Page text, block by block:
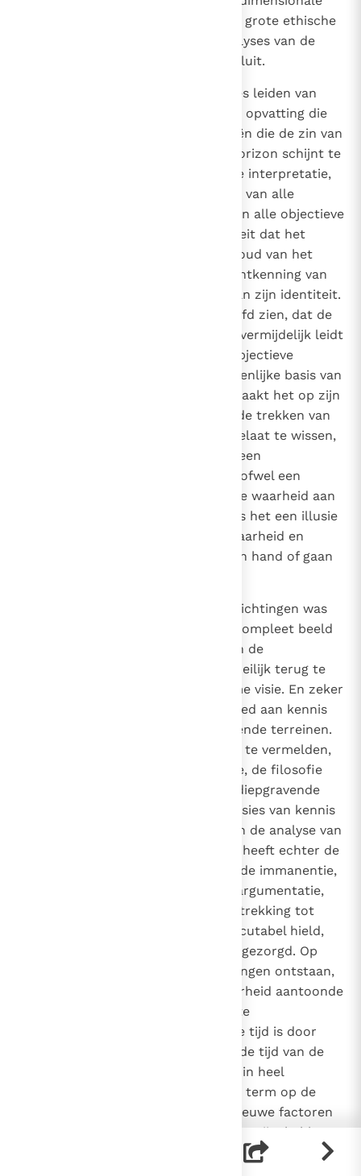
visie op de mens, een visie die de grote ethische
dilemma's en de existentiële analyses van de
betekenis van lijden en offer uitsluit.
De tot nog toe onderzochte visies leiden van
hun kant tot een meer algemene opvatting die
tegenwoordig voor veel filosofieën die de zin van
het zijn hebben verworpen, de horizon schijnt te
vormen. Ik bedoel de nihilistische interpretatie,
die tegelijkertijd de verwerping is van alle
grondslagen en de loochening van alle objectieve
waarheid. Helemaal los van het feit dat het
strijdig is met de eisen en de inhoud van het
de ontkenning van
de humaniteit van de mens en van zijn identiteit.
Want men mag niet over het hoofd zien, dat de
veronachtzaming van het zijn onvermijdelijk leidt
tot verlies van contact met de objectieve
waarheid en daarmee met de eigenlijke basis van
de menselijke waardigheid. Dit maakt het op zijn
beurt mogelijk om van de mens de trekken van
zijn gelijkenis met God van het gelaat te wissen,
en hem zo te brengen tot ofwel een
vernietigende zucht naar macht ofwel een
eenzaamheid zonder hoop. Als de waarheid aan
de mensen eenmaal ontzegd is, is het een illusie
te trachten hen vrij te maken. Waarheid en
vrijheid gaan ofwel samen hand in hand of gaan
Bij de bespreking van deze denkrichtingen was
het niet mijn bedoeling om een compleet beeld
te geven van de huidige staat van de
wijsbegeerte die hoe dan ook moeilijk terug te
brengen zou zijn tot één uniforme visie. En zeker
wil ik benadrukken dat ons erfgoed aan kennis
inderdaad is verrijkt op verschillende terreinen.
We hoeven alleen maar de logica te vermelden,
de taalfilosofie, de epistemologie, de filosofie
van de natuur, de antropologie, diepgravende
analyses van de affectieve dimensies van kennis
en de existentiële benadering van de analyse van
de vrijheid. Sinds de vorige eeuw heeft echter de
bevestiging van het principe van de immanentie,
het hart van de rationalistische argumentatie,
een reactie uitgelokt die, met betrekking tot
postulaten die men voor niet discutabel hield,
voor een radicaal verlies hebben gezorgd. Op
deze wijze zijn irrationele stromingen ontstaan,
terwijl de kritiek de onvruchtbaarheid aantoonde
van het postulaat van de absolute
zelfbevestiging van de rede. Onze tijd is door
sommige denkers aangeduid als de tijd van de
. Vaak gebruikt in heel
verschillende contexten, wijst de term op de
opkomst van een complex van nieuwe factoren
die, wijdverbreid en machtig als ze zijn, hebben
laten zien dat ze belangrijke en blijvende